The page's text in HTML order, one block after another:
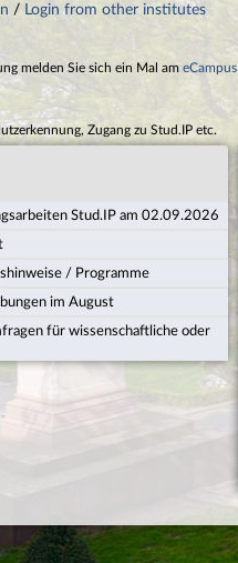
/ Login from other institutes
melden Sie sich ein Mal am eCampus
Zugang zu Stud.IP etc.
Stud.IP am 02.09.2026
/ Programme
im August
für wissenschaftliche oder